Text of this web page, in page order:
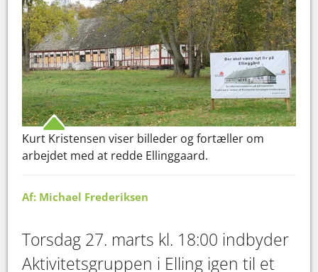
Kurt Kristensen viser billeder og fortæller om
arbejdet med at redde Ellinggaard.
Af: Michael Frederiksen
Torsdag 27. marts kl. 18:00 indbyder
Aktivitetsgruppen i Elling igen til et